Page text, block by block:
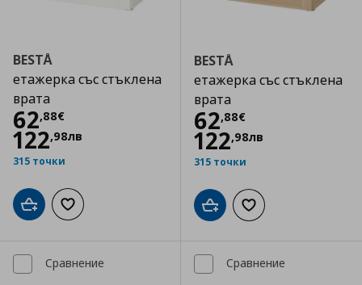
BESTÅ
етажерка със стъклена
врата
62,88€
Цена
122,98лв
315 точки
Добави в кошницата
Добави към списъка с любими
BESTÅ
етажерка със стъклена
врата
62,88€
Цена
122,98лв
315 точки
Добави в кошницата
Добави към
Сравнение Сравнение